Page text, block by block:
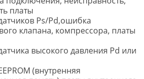
платы
Ps/Pd,ошибка
клапана, компрессора, платы
высокого давления Pd или
(внутренняя